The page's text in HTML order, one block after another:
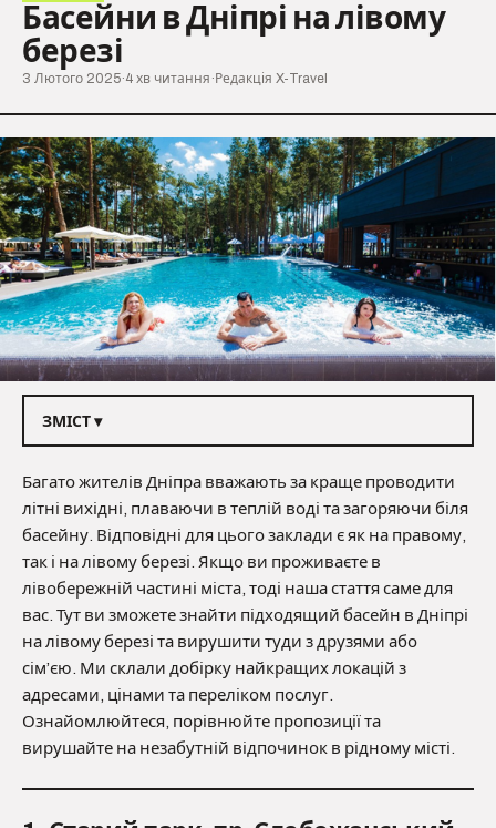
Басейни в Дніпрі на лівому
березі
3 Лютого 2025·4 хв читання · Редакція X-Travel
ЗМІСТ ▾
Багато жителів Дніпра вважають за краще проводити
літні вихідні, плаваючи в теплій воді та загоряючи біля
басейну. Відповідні для цього заклади є як на правому,
так і на лівому березі. Якщо ви проживаєте в
лівобережній частині міста, тоді наша стаття саме для
вас. Тут ви зможете знайти підходящий басейн в Дніпрі
на лівому березі та вирушити туди з друзями або
сім’єю. Ми склали добірку найкращих локацій з
адресами, цінами та переліком послуг.
Ознайомлюйтеся, порівнюйте пропозиції та
вирушайте на незабутній відпочинок в рідному місті.